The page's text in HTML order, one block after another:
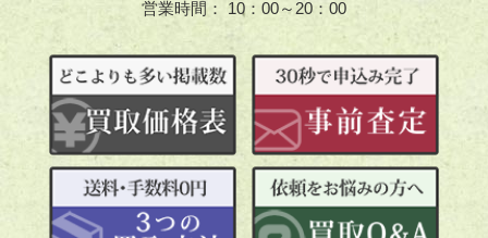
営業時間： 10：00～20：00